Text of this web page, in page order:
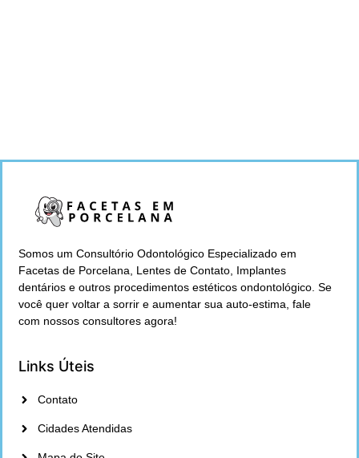
Somos um Consultório Odontológico Especializado em
Facetas de Porcelana, Lentes de Contato, Implantes
dentários e outros procedimentos estéticos ondontológico. Se
você quer voltar a sorrir e aumentar sua auto-estima, fale
com nossos consultores agora!
Links Úteis
Contato
Cidades Atendidas